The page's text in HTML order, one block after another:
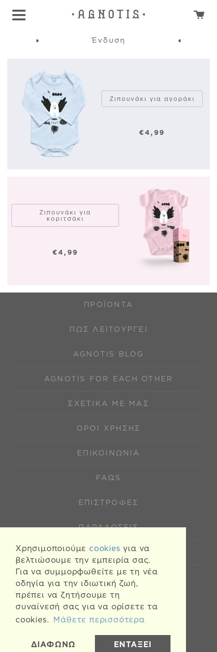
Χρησιμοποιούμε cookies για να
βελτιώσουμε την εμπειρία σας.
Για να συμμορφωθείτε με τη νέα
οδηγία για την ιδιωτική ζωή,
πρέπει να ζητήσουμε τη
συναίνεσή σας για να ορίσετε τα
cookies. Μάθετε περισσότερα
ΔΙΑΦΩΝΩ ΕΝΤΑΞΕΙ
Ένδυση
Ζιπουνάκι για αγοράκι
€4,99
Ζιπουνάκι για
κοριτσάκι
€4,99
ΠΡΟΪΌΝΤΑ
ΠΩΣ ΛΕΙΤΟΥΡΓΕΊ
AGNOTIS BLOG
AGNOTIS FOR EACH OTHER
ΣΧΕΤΙΚΆ ΜΕ ΜΑΣ
ΌΡΟΙ ΧΡΉΣΗΣ
ΕΠΙΚΟΙΝΩΝΊΑ
FAQS
ΕΠΙΣΤΡΟΦΈΣ
ΠΑΡΑΔΌΣΕΙΣ
COOKIES